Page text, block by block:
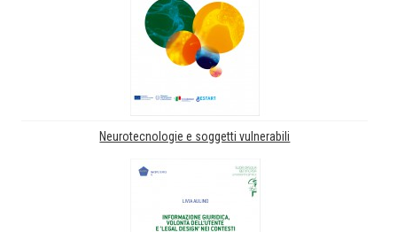
Neurotecnologie e soggetti vulnerabili